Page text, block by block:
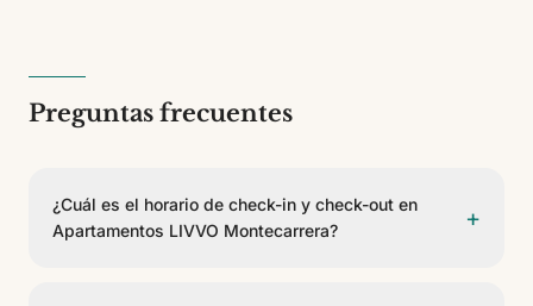
Preguntas frecuentes
¿Cuál es el horario de check-in y check-out en
Apartamentos LIVVO Montecarrera?
+